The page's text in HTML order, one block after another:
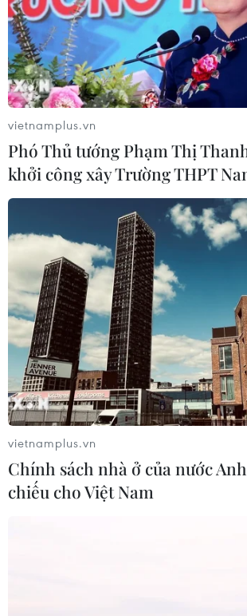
vietnamplus.vn
Phó Thủ tướng Phạm Thị
khởi công xây Trường THPT
vietnamplus.vn
Chính sách nhà ở của nước
chiếu cho Việt Nam